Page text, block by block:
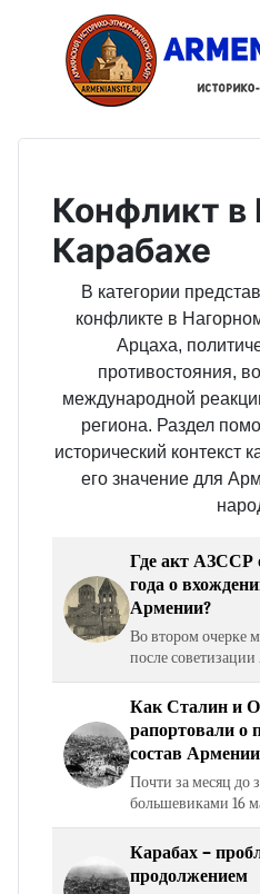
Конфликт в
Карабахе
В категории
конфликте в
Арцаха,
противостояния,
международной
региона. Раздел
исторический контекст
его значение для
Где акт АЗССР
года о
Армении?
Во втором очерке
после
года Азербайджан
«добровольно
провинций и
Как Сталин и
рапортовали о
состав Армении
Почти за месяц до
большевиками 16
официально
передано
комиссарам,
Карабах –
продолжением